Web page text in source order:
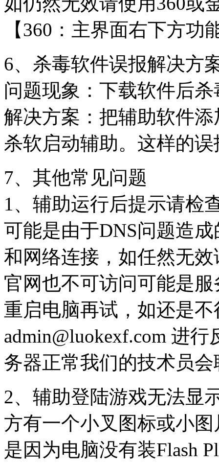
【360：主界面右下方
6、杀毒软件误报解决方
问题现象：下载软件后
解决方案：把辅助软件
杀软启动辅助。这样的
7、其他常见问题
1、辅助运行后提示请检
可能是由于DNS问题造
和网络连接，如任然无
官网也不可访问可能是
重启电脑再试，如还是
admin@luokexf.com 进
务器正常我们的技术员
2、辅助登陆游戏无法显
方有一个小叉图标或小
是因为电脑没有装Flash